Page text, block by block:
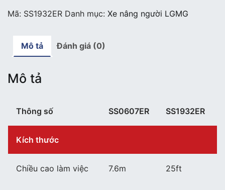
Mã: SS1932ER Danh mục: Xe nâng người LGMG
Mô tả Đánh giá (0)
Mô tả
Thông số SS0607ER SS1932ER
Kích thước
Chiều cao làm việc 7.6m 25ft